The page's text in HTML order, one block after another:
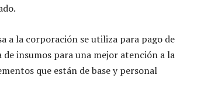
a la corporación se utiliza para pago de
insumos para una mejor atención a la
que están de base y personal